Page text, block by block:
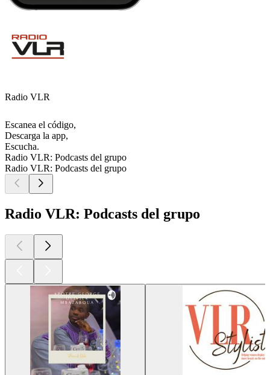
Radio VLR
Escanea el código,
Descarga la app,
Escucha.
Radio VLR: Podcasts del grupo
Radio VLR: Podcasts del grupo
Radio VLR: Podcasts del grupo